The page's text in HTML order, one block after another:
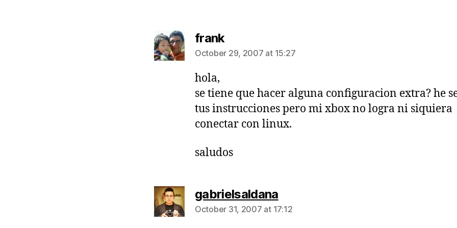
franksays:
October 29, 2007 at 15:27
hola,
se tiene que hacer alguna configuracion extra? he
tus instrucciones pero mi xbox no logra ni siquiera
conectar con linux.
saludos
gabrielsaldanasays:
October 31, 2007 at 17:12